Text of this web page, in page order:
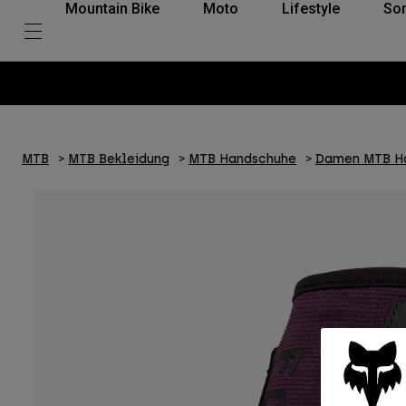
Mountain Bike Moto Lifestyle
MTB MTB Bekleidung MTB Handschuhe Damen MTB